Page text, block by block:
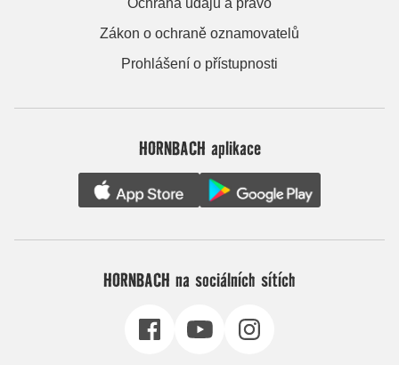
Zákon o ochraně oznamovatelů
Prohlášení o přístupnosti
HORNBACH aplikace
HORNBACH na sociálních sítích